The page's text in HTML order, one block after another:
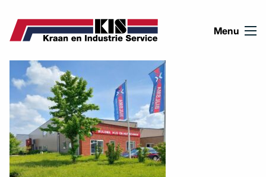
Menu